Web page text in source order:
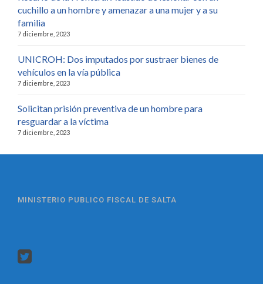
cuchillo a un hombre y amenazar a una mujer y a su
familia
7 diciembre, 2023
UNICROH: Dos imputados por sustraer bienes de
vehículos en la vía pública
7 diciembre, 2023
Solicitan prisión preventiva de un hombre para
resguardar a la víctima
7 diciembre, 2023
MINISTERIO PUBLICO FISCAL DE SALTA